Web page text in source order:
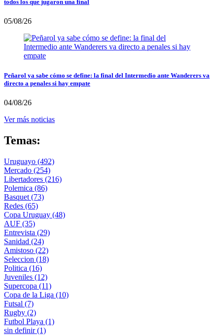
todos los que jugaron una final
05/08/26
Peñarol ya sabe cómo se define: la final del Intermedio ante Wanderers va
directo a penales si hay empate
04/08/26
Ver más noticias
Temas:
Uruguayo (492)
Mercado (254)
Libertadores (216)
Polemica (86)
Basquet (73)
Redes (65)
Copa Uruguay (48)
AUF (35)
Entrevista (29)
Sanidad (24)
Amistoso (22)
Seleccion (18)
Politica (16)
Juveniles (12)
Supercopa (11)
Copa de la Liga (10)
Futsal (7)
Rugby (2)
Futbol Playa (1)
sin definir(1)